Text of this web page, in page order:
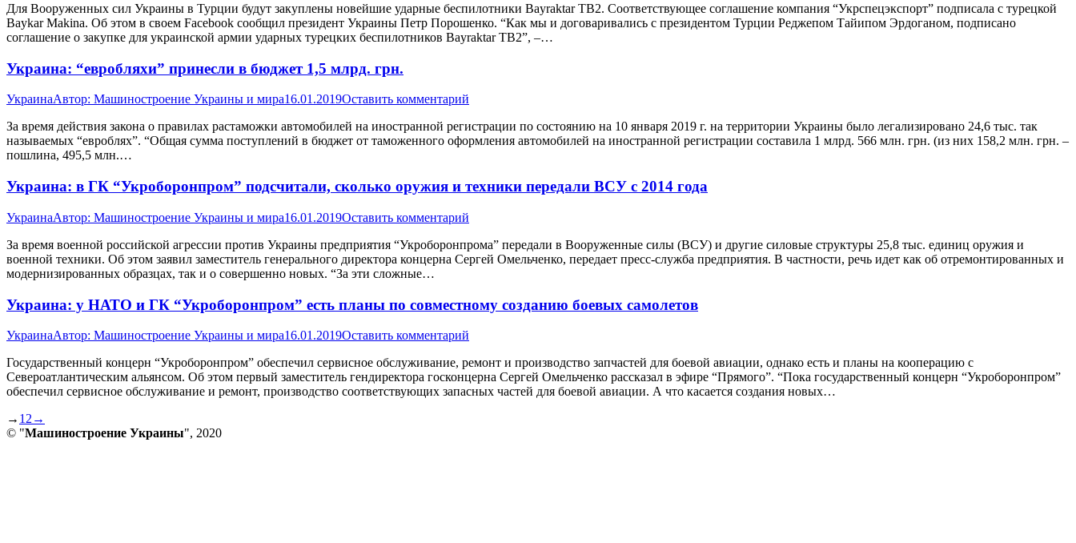
Для Вооруженных сил Украины в Турции будут закуплены новейшие ударные беспилотники Bayraktar TB2. Соответствующее соглашение компания “Укрспецэкспорт” подписала с турецкой
Baykar Makina. Об этом в своем Facebook сообщил президент Украины Петр Порошенко. “Как мы и договаривались с президентом Турции Реджепом Тайипом Эрдоганом, подписано
соглашение о закупке для украинской армии ударных турецких беспилотников Bayraktar TB2”, –…
Украина: “евробляхи” принесли в бюджет 1,5 млрд. грн.
УкраинаАвтор: Машиностроение Украины и мира16.01.2019Оставить комментарий
За время действия закона о правилах растаможки автомобилей на иностранной регистрации по состоянию на 10 января 2019 г. на территории Украины было легализировано 24,6 тыс. так
называемых “евроблях”. “Общая сумма поступлений в бюджет от таможенного оформления автомобилей на иностранной регистрации составила 1 млрд. 566 млн. грн. (из них 158,2 млн. грн. –
пошлина, 495,5 млн.…
Украина: в ГК “Укроборонпром” подсчитали, сколько оружия и техники передали ВСУ с 2014 года
УкраинаАвтор: Машиностроение Украины и мира16.01.2019Оставить комментарий
За время военной российской агрессии против Украины предприятия “Укроборонпрома” передали в Вооруженные силы (ВСУ) и другие силовые структуры 25,8 тыс. единиц оружия и
военной техники. Об этом заявил заместитель генерального директора концерна Сергей Омельченко, передает пресс-служба предприятия. В частности, речь идет как об отремонтированных и
модернизированных образцах, так и о совершенно новых. “За эти сложные…
Украина: у НАТО и ГК “Укроборонпром” есть планы по совместному созданию боевых самолетов
УкраинаАвтор: Машиностроение Украины и мира16.01.2019Оставить комментарий
Государственный концерн “Укроборонпром” обеспечил сервисное обслуживание, ремонт и производство запчастей для боевой авиации, однако есть и планы на кооперацию с
Североатлантическим альянсом. Об этом первый заместитель гендиректора госконцерна Сергей Омельченко рассказал в эфире “Прямого”. “Пока государственный концерн “Укроборонпром”
обеспечил сервисное обслуживание и ремонт, производство соответствующих запасных частей для боевой авиации. А что касается создания новых…
→ 1 2 →
© "Машиностроение Украины", 2020